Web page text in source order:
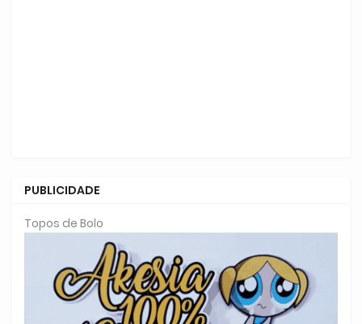
PUBLICIDADE
Topos de Bolo